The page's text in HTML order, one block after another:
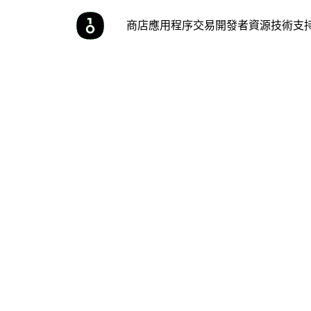
商店應用程序交易開發者資源技術支